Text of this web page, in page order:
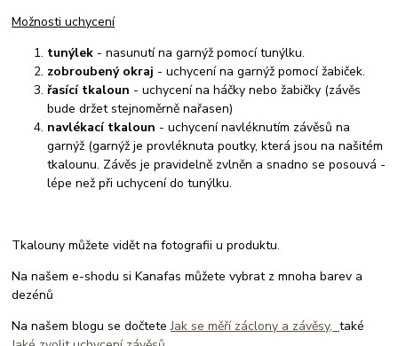
Možnosti uchycení
tunýlek - nasunutí na garnýž pomocí tunýlku.
zobroubený okraj - uchycení na garnýž pomocí žabiček.
řasící tkaloun - uchycení na háčky nebo žabičky (závěs
bude držet stejnoměrně nařasen)
navlékací tkaloun - uchycení navléknutím závěsů na
garnýž (garnýž je provléknuta poutky, která jsou na našitém
tkalounu. Závěs je pravidelně zvlněn a snadno se posouvá -
lépe než při uchycení do tunýlku.
Tkalouny můžete vidět na fotografii u produktu.
Na našem e-shodu si Kanafas můžete vybrat z mnoha barev a
dezénů
Na našem blogu se dočteteJak se měří záclony a závěsy,také